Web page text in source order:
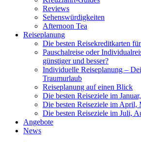
Reviews
Sehenswürdigkeiten
Afternoon Tea
Reiseplanung
Die besten Reisekreditkarten
Pauschalreise oder
günstiger und besser?
Individuelle Reiseplanung –
Traumurlaub
Reiseplanung auf einen Blick
Die besten Reiseziele im
Die besten Reiseziele im April,
Die besten Reiseziele im Juli,
Angebote
News